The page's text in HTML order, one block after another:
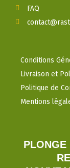
FAQ
Conditions
Livraison et
Politique de
Mentions
PLONGE